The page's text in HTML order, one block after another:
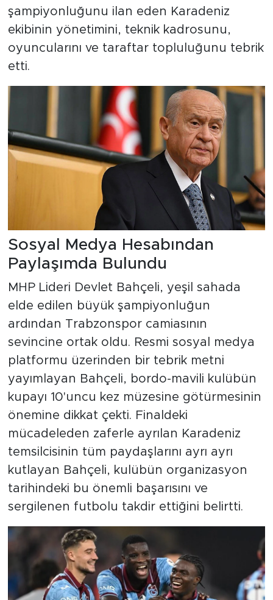
şampiyonluğunu ilan eden Karadeniz
ekibinin yönetimini, teknik kadrosunu,
oyuncularını ve taraftar topluluğunu tebrik
etti.
Sosyal Medya Hesabından
Paylaşımda Bulundu
MHP Lideri Devlet Bahçeli, yeşil sahada
elde edilen büyük şampiyonluğun
ardından Trabzonspor camiasının
sevincine ortak oldu. Resmi sosyal medya
platformu üzerinden bir tebrik metni
yayımlayan Bahçeli, bordo-mavili kulübün
kupayı 10'uncu kez müzesine götürmesinin
önemine dikkat çekti. Finaldeki
mücadeleden zaferle ayrılan Karadeniz
temsilcisinin tüm paydaşlarını ayrı ayrı
kutlayan Bahçeli, kulübün organizasyon
tarihindeki bu önemli başarısını ve
sergilenen futbolu takdir ettiğini belirtti.